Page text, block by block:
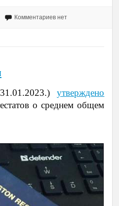
Комментариев нет
утверждено
о среднем общем